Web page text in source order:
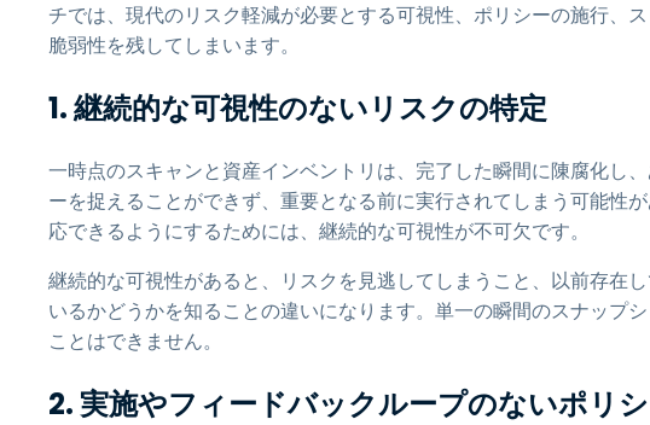
チでは、現代のリスク軽減が必要とする可視性、ポリシーの施行、
脆弱性を残してしまいます。
1. 継続的な可視性のないリスクの特定
一時点のスキャンと資産インベントリは、完了した瞬間に陳腐化し
ーを捉えることができず、重要となる前に実行されてしまう可能性
応できるようにするためには、継続的な可視性が不可欠です。
継続的な可視性があると、リスクを見逃してしまうこと、以前存在
いるかどうかを知ることの違いになります。単一の瞬間のスナップ
ことはできません。
2. 実施やフィードバックループのないポリ